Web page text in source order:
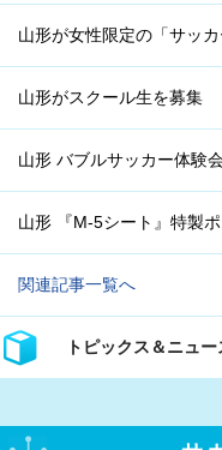
山形が女性限定の「サッ
山形がスクール生を募集
山形 バブルサッカー体験
山形 『M-5シート』特製
関連記事一覧へ
トピックス＆ニュー